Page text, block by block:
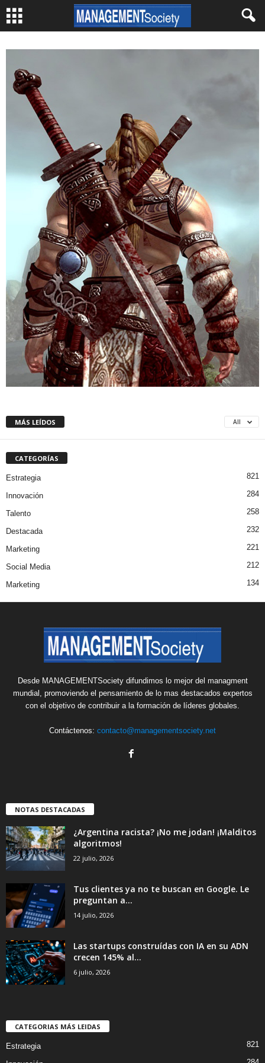
MÁS LEÍDOS All
CATEGORÍAS
Estrategia 821
Innovación 284
Talento 258
Destacada 232
Marketing 221
Social Media 212
Marketing 134
Desde MANAGEMENTSociety difundimos lo mejor del managment
mundial, promoviendo el pensamiento de lo mas destacados expertos
con el objetivo de contribuir a la formación de líderes globales.
Contáctenos: contacto@managementsociety.net
NOTAS DESTACADAS
¿Argentina racista? ¡No me jodan! ¡Malditos
algoritmos!
22 julio, 2026
Tus clientes ya no te buscan en Google. Le
preguntan a...
14 julio, 2026
Las startups construídas con IA en su ADN
crecen 145% al...
6 julio, 2026
CATEGORIAS MÁS LEIDAS
Estrategia 821